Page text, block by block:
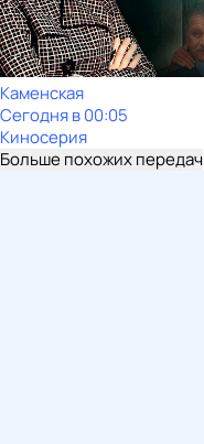
Каменская
Сегодня в 00:05
Киносерия
Больше похожих передач